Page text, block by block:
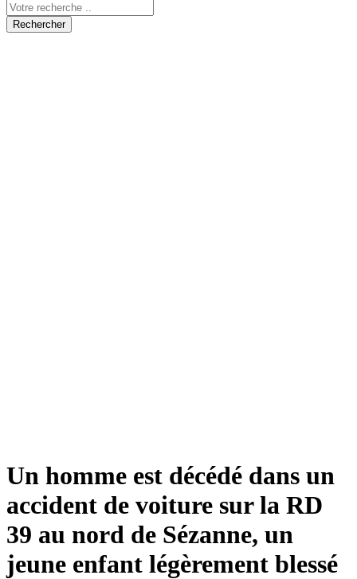
Rechercher
Un homme est décédé dans un
accident de voiture sur la RD
39 au nord de Sézanne, un
jeune enfant légèrement blessé